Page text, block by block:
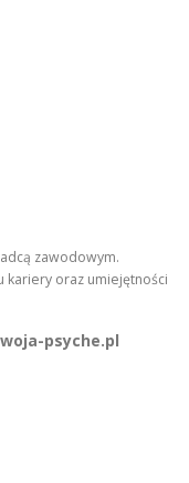
zawodowym.
kariery oraz umiejętności
psyche.pl